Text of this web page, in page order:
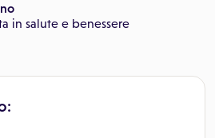
in salute e benessere